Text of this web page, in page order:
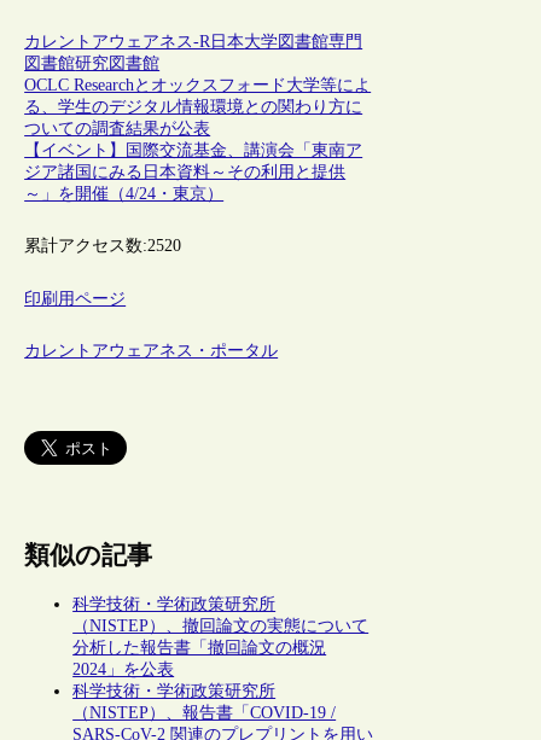
カレントアウェアネス-R日本大学図書館専門
図書館研究図書館
OCLC Researchとオックスフォード大学等によ
る、学生のデジタル情報環境との関わり方に
ついての調査結果が公表
【イベント】国際交流基金、講演会「東南ア
ジア諸国にみる日本資料～その利用と提供
～」を開催（4/24・東京）
累計アクセス数:2520
印刷用ページ
カレントアウェアネス・ポータル
類似の記事
科学技術・学術政策研究所
（NISTEP）、撤回論文の実態について
分析した報告書「撤回論文の概況
2024」を公表
科学技術・学術政策研究所
（NISTEP）、報告書「COVID-19 /
SARS-CoV-2 関連のプレプリントを用い